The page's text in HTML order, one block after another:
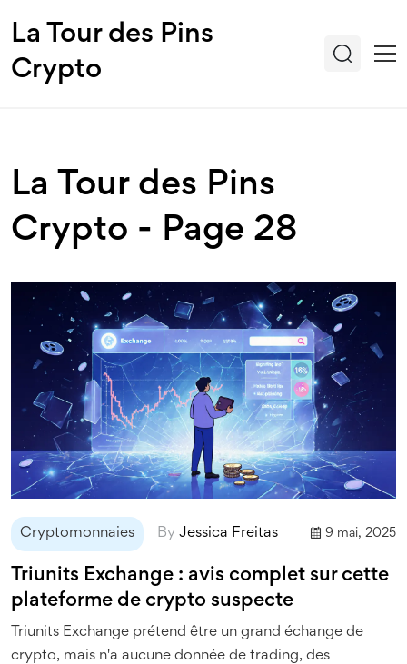
La Tour des Pins
Crypto
La Tour des Pins
Crypto - Page 28
Cryptomonnaies By Jessica Freitas 9 mai, 2025
Triunits Exchange : avis complet sur cette
plateforme de crypto suspecte
Triunits Exchange prétend être un grand échange de
crypto, mais n'a aucune donnée de trading, des